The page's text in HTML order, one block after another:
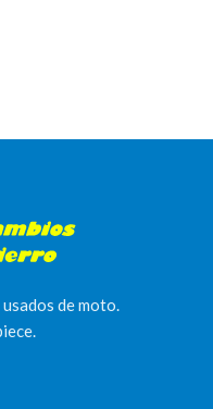
de moto.